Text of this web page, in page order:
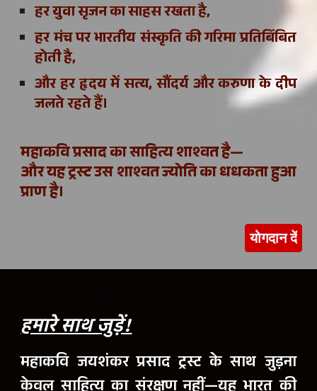
हर युवा सृजन का साहस रखता है,
हर मंच पर भारतीय संस्कृति की गरिमा प्रतिबिंबित
होती है,
और हर हृदय में सत्य, सौंदर्य और करुणा के दीप
जलते रहते हैं।
महाकवि प्रसाद का साहित्य शाश्वत है—
और यह ट्रस्ट उस शाश्वत ज्योति का धधकता हुआ
प्राण है।
योगदान दें
हमारे साथ जुड़ें!
महाकवि जयशंकर प्रसाद ट्रस्टके साथ जुड़ना